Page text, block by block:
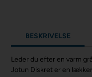
BESKRIVELSE
Leder du efter en varm
Jotun Diskret er en